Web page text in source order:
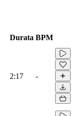
Durata BPM
2:17 -